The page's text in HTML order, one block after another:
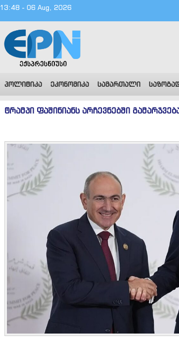
13:48 - 06 Aug, 2026
პოლიტიკა ეკონომიკა სამართალი
ტრამპი ფაშინიანს არჩევნებში